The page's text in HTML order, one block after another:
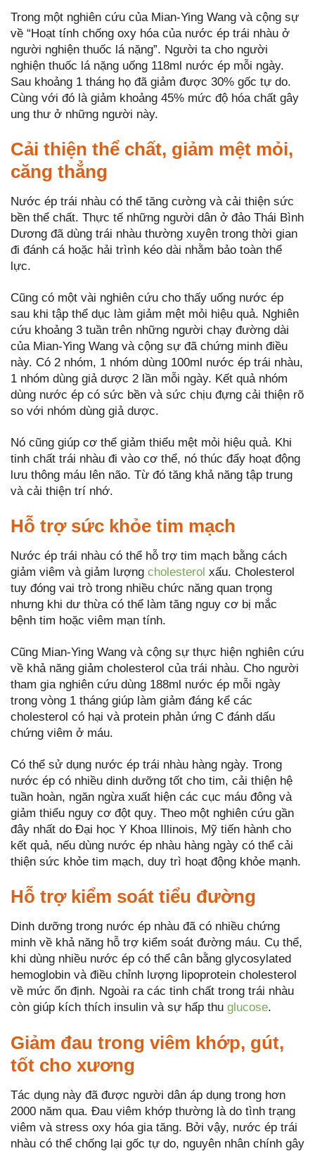
Trong một nghiên cứu của Mian-Ying Wang và cộng sự
về “Hoạt tính chống oxy hóa của nước ép trái nhàu ở
người nghiện thuốc lá nặng”. Người ta cho người
nghiện thuốc lá nặng uống 118ml nước ép mỗi ngày.
Sau khoảng 1 tháng họ đã giảm được 30% gốc tự do.
Cùng với đó là giảm khoảng 45% mức độ hóa chất gây
ung thư ở những người này.
Cải thiện thể chất, giảm mệt mỏi,
căng thẳng
Nước ép trái nhàu có thể tăng cường và cải thiện sức
bền thể chất. Thực tế những người dân ở đảo Thái Bình
Dương đã dùng trái nhàu thường xuyên trong thời gian
đi đánh cá hoặc hải trình kéo dài nhằm bảo toàn thể
lực.
Cũng có một vài nghiên cứu cho thấy uống nước ép
sau khi tập thể dục làm giảm mệt mỏi hiệu quả. Nghiên
cứu khoảng 3 tuần trên những người chạy đường dài
của Mian-Ying Wang và cộng sự đã chứng minh điều
này. Có 2 nhóm, 1 nhóm dùng 100ml nước ép trái nhàu,
1 nhóm dùng giả dược 2 lần mỗi ngày. Kết quả nhóm
dùng nước ép có sức bền và sức chịu đựng cải thiện rõ
so với nhóm dùng giả dược.
Nó cũng giúp cơ thể giảm thiểu mệt mỏi hiệu quả. Khi
tinh chất trái nhàu đi vào cơ thể, nó thúc đẩy hoạt động
lưu thông máu lên não. Từ đó tăng khả năng tập trung
và cải thiện trí nhớ.
Hỗ trợ sức khỏe tim mạch
Nước ép trái nhàu có thể hỗ trợ tim mạch bằng cách
giảm viêm và giảm lượng cholesterol xấu. Cholesterol
tuy đóng vai trò trong nhiều chức năng quan trọng
nhưng khi dư thừa có thể làm tăng nguy cơ bị mắc
bệnh tim hoặc viêm mạn tính.
Cũng Mian-Ying Wang và cộng sự thực hiện nghiên cứu
về khả năng giảm cholesterol của trái nhàu. Cho người
tham gia nghiên cứu dùng 188ml nước ép mỗi ngày
trong vòng 1 tháng giúp làm giảm đáng kể các
cholesterol có hại và protein phản ứng C đánh dấu
chứng viêm ở máu.
Có thể sử dụng nước ép trái nhàu hàng ngày. Trong
nước ép có nhiều dinh dưỡng tốt cho tim, cải thiện hệ
tuần hoàn, ngăn ngừa xuất hiện các cục máu đông và
giảm thiểu nguy cơ đột quỵ. Theo một nghiên cứu gần
đây nhất do Đại học Y Khoa Illinois, Mỹ tiến hành cho
kết quả, nếu dùng nước ép nhàu hàng ngày có thể cải
thiện sức khỏe tim mạch, duy trì hoạt động khỏe mạnh.
Hỗ trợ kiểm soát tiểu đường
Dinh dưỡng trong nước ép nhàu đã có nhiều chứng
minh về khả năng hỗ trợ kiểm soát đường máu. Cụ thể,
khi dùng nhiều nước ép có thể cân bằng glycosylated
hemoglobin và điều chỉnh lượng lipoprotein cholesterol
về mức ổn định. Ngoài ra các tinh chất trong trái nhàu
còn giúp kích thích insulin và sự hấp thu glucose.
Giảm đau trong viêm khớp, gút,
tốt cho xương
Tác dụng này đã được người dân áp dụng trong hơn
2000 năm qua. Đau viêm khớp thường là do tình trạng
viêm và stress oxy hóa gia tăng. Bởi vậy, nước ép trái
nhàu có thể chống lại gốc tự do, nguyên nhân chính gây